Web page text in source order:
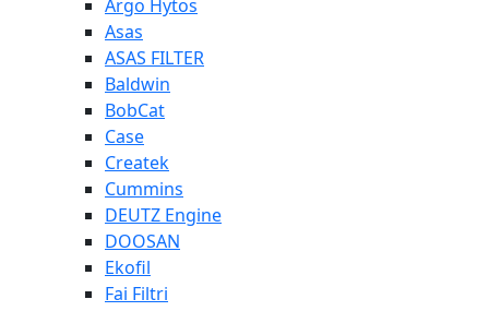
Argo Hytos
Asas
ASAS FILTER
Baldwin
BobCat
Case
Createk
Cummins
DEUTZ Engine
DOOSAN
Ekofil
Fai Filtri